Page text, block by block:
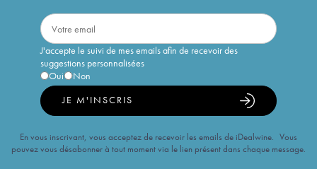
J'accepte le suivi de mes emails afin de recevoir des
suggestions personnalisées
Oui
Non
JE M'INSCRIS
En vous inscrivant, vous acceptez de recevoir les emails de iDealwine. Vous
pouvez vous désabonner à tout moment via le lien présent dans chaque message.